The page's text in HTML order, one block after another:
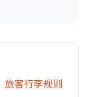
旅客行李规则